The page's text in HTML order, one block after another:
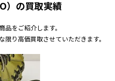
）の買取実績
をご紹介します。
り高価買取させていただきます。